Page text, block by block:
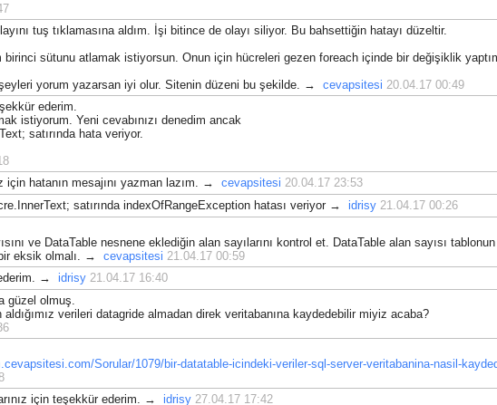
hucreNo
koleksiyonundaki indisi hucreNo olan alanın değerini
[j] = hucreler[hucreNo].InnerText;
kısaca.
= hucreler[HucreNumaralari[j]].InnerText;
Add
kaldır.
.DocumentCompleted -= WebBrowser1_DocumentCompleted;
sonra DataTable ile istediğini yapabilirsin.
bir DataGridView koy. Alttaki satır kayıtları
.DataSource = dt;
tuş tıklamasına aldım. İşi bitince de olayı siliyor. Bu bahsettiğin hatayı düzeltir.
birinci sütunu atlamak istiyorsun. Onun için hücreleri gezen foreach içinde bir değişiklik
yorum yazarsan iyi olur. Sitenin düzeni bu şekilde. → cevapsitesi 20.04.17 00:49
ederim.
istiyorum. Yeni cevabınızı denedim ancak
satırında hata veriyor.
için hatanın mesajını yazman lazım. → cevapsitesi 20.04.17 23:53
satırında indexOfRangeException hatası veriyor → idrisy 21.04.17 00:26
ve DataTable nesnene eklediğin alan sayılarını kontrol et. DataTable alan sayısı
bir eksik olmalı. → cevapsitesi 21.04.17 00:59
→ idrisy 21.04.17 16:40
güzel olmuş.
verileri datagride almadan direk veritabanına kaydedebilir miyiz acaba?
Sorular/1079/bir-datatable-icindeki-veriler-sql-server-veritabanina-nasil-
için teşekkür ederim. → idrisy 27.04.17 17:42